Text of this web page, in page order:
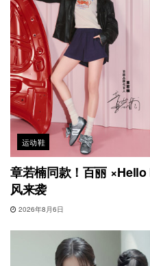
运动鞋
章若楠同款！百丽
风来袭
2026年8月6日